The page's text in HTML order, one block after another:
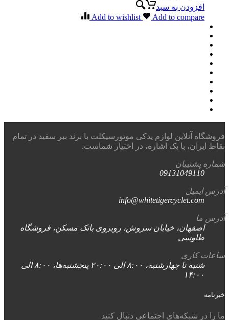
افزودن به سبد
Add to wishlist
Add to compare
فروشگاه آنلاین لوازم یدکی موتورسیکلت با برند ببر سفید در تمام
نقاط ایران، با یک اشاره، در اختیار شماست.
شماره پشتیبان
09131049110
آدرس ایمیل
info@whitetigercyclet.com
آدرس ما
اصفهان، خیابان سروش، روبروی بانک مسکن، فروشگاه
طاوسی
ساعات کاری
شنبه تا چهارشنبه، ۸:۰۰ الی ۲۰:۰۰ پنجشنبه‌ها، ۸:۰۰ الی
۱۴:۰۰
خبرنامه
ما را در شبکه‌های اجتماعی دنبال کنید